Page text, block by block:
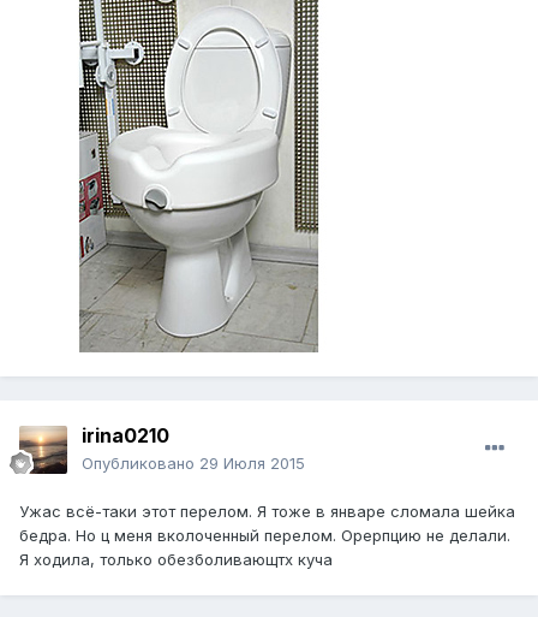
irina0210
Опубликовано 29 Июля 2015
Ужас всё-таки этот перелом. Я тоже в январе сломала шейка
бедра. Но ц меня вколоченный перелом. Орерпцию не делали.
Я ходила, только обезболивающтх куча